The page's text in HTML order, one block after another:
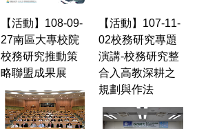
【活動】108-09-
27南區大專校院
校務研究推動策
略聯盟成果展
【活動】107-11-
02校務研究專題
演講-校務研究整
合入高教深耕之
規劃與作法